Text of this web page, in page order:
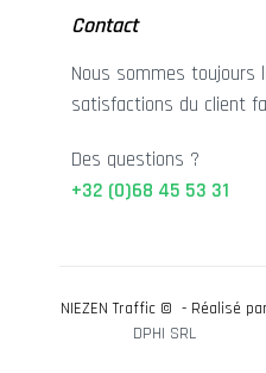
Contact
Nous sommes toujours
satisfactions du client
Des questions ?
+32 (0)68 45 53 31
NIEZEN Traffic © - Réalisé par
DPHI SRL